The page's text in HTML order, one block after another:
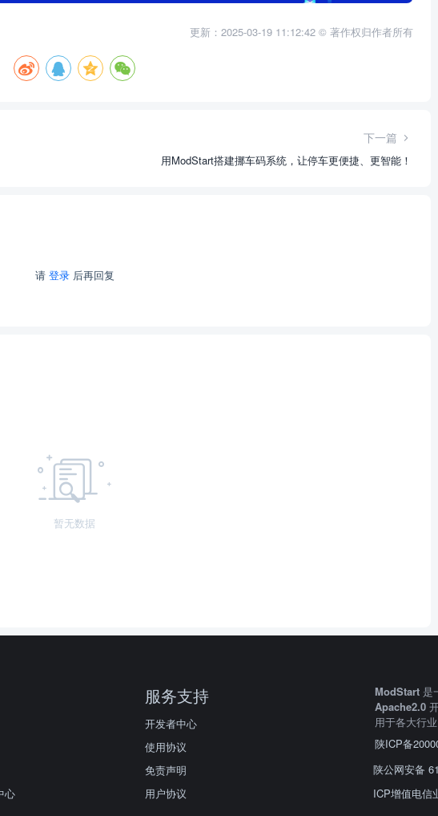
更新：2025-03-19 11:12:42 © 著作权归作者所有
下一篇
用ModStart搭建挪车码系统，让停车更便捷、更智能！
请 登录后再回复
暂无数据
心
服务支持
开发者中心
使用协议
免责声明
用户协议
ModStart 是
Apache2.0
用于各大行业
陕ICP备
陕公网安备
ICP增值电信